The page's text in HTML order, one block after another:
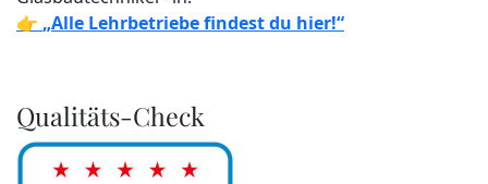
👉 „Alle Lehrbetriebe findest du hier!“
Qualitäts-Check